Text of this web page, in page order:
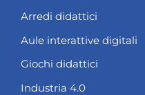
Arredi didattici
Aule interattive digitali
Giochi didattici
Industria 4.0